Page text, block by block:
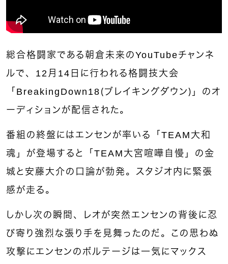
総合格闘家である朝倉未来のYouTubeチャンネ
ルで、12月14日に行われる格闘技大会
「BreakingDown18（ブレイキングダウン）」のオ
ーディションが配信された。
番組の終盤にはエンセンが率いる「TEAM大和
魂」が登場すると「TEAM大宮喧嘩自慢」の金
城と安藤大介の口論が勃発。スタジオ内に緊張
感が走る。
しかし次の瞬間、レオが突然エンセンの背後に忍
び寄り強烈な張り手を見舞ったのだ。この思わぬ
攻撃にエンセンのボルテージは一気にマックス